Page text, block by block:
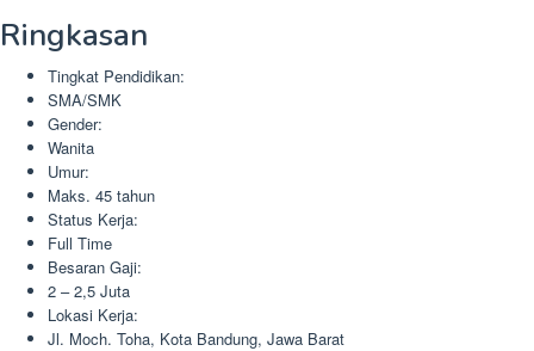
Ringkasan
Tingkat Pendidikan:
SMA/SMK
Gender:
Wanita
Umur:
Maks. 45 tahun
Status Kerja:
Full Time
Besaran Gaji:
2 – 2,5 Juta
Lokasi Kerja:
Jl. Moch. Toha, Kota Bandung, Jawa Barat